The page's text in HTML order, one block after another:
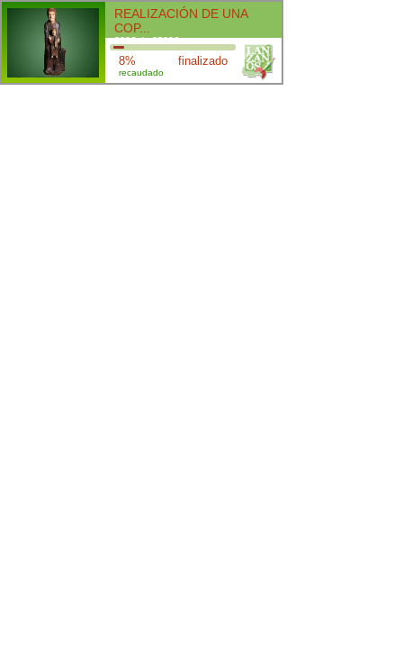
REALIZACIÓN DE UNA
COP...
290€ de 3500€
8%
recaudado
finalizado